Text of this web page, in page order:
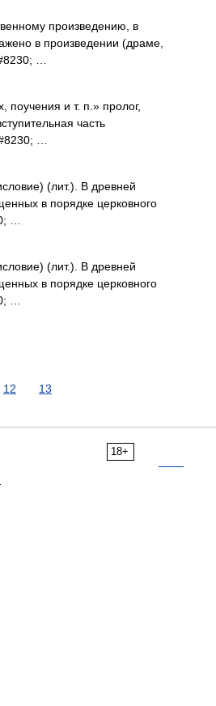
произведению, в
в произведении (драме,
…
и т. п.» пролог,
часть
…
(лит.). В древней
в порядке церковного
…
(лит.). В древней
в порядке церковного
…
12 13
18+